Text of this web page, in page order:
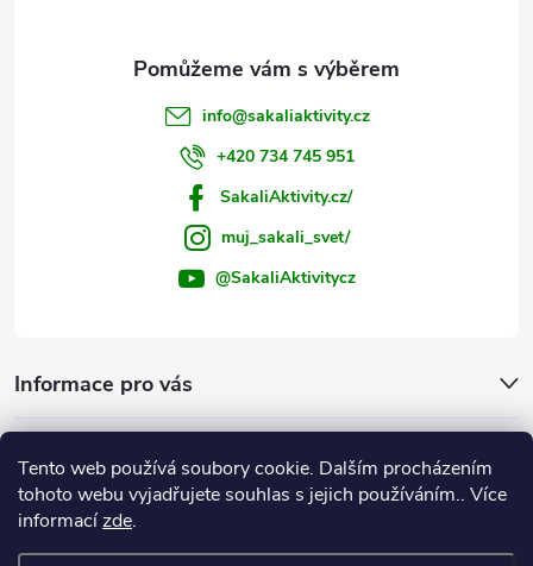
Tento web používá soubory cookie. Dalším procházením
tohoto webu vyjadřujete souhlas s jejich používáním.. Více
informacízde.
info@sakaliaktivity.cz
+420 734 745 951
SakaliAktivity.cz/
muj_sakali_svet/
@SakaliAktivitycz
Informace pro vás
Instagram